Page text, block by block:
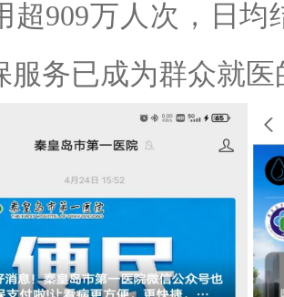
超909万人次，日均
服务已成为群众就